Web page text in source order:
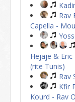
Rav
Capella -
Hejaje &
(rite Tunis)
Rav
Kfir
Kourd - Rav